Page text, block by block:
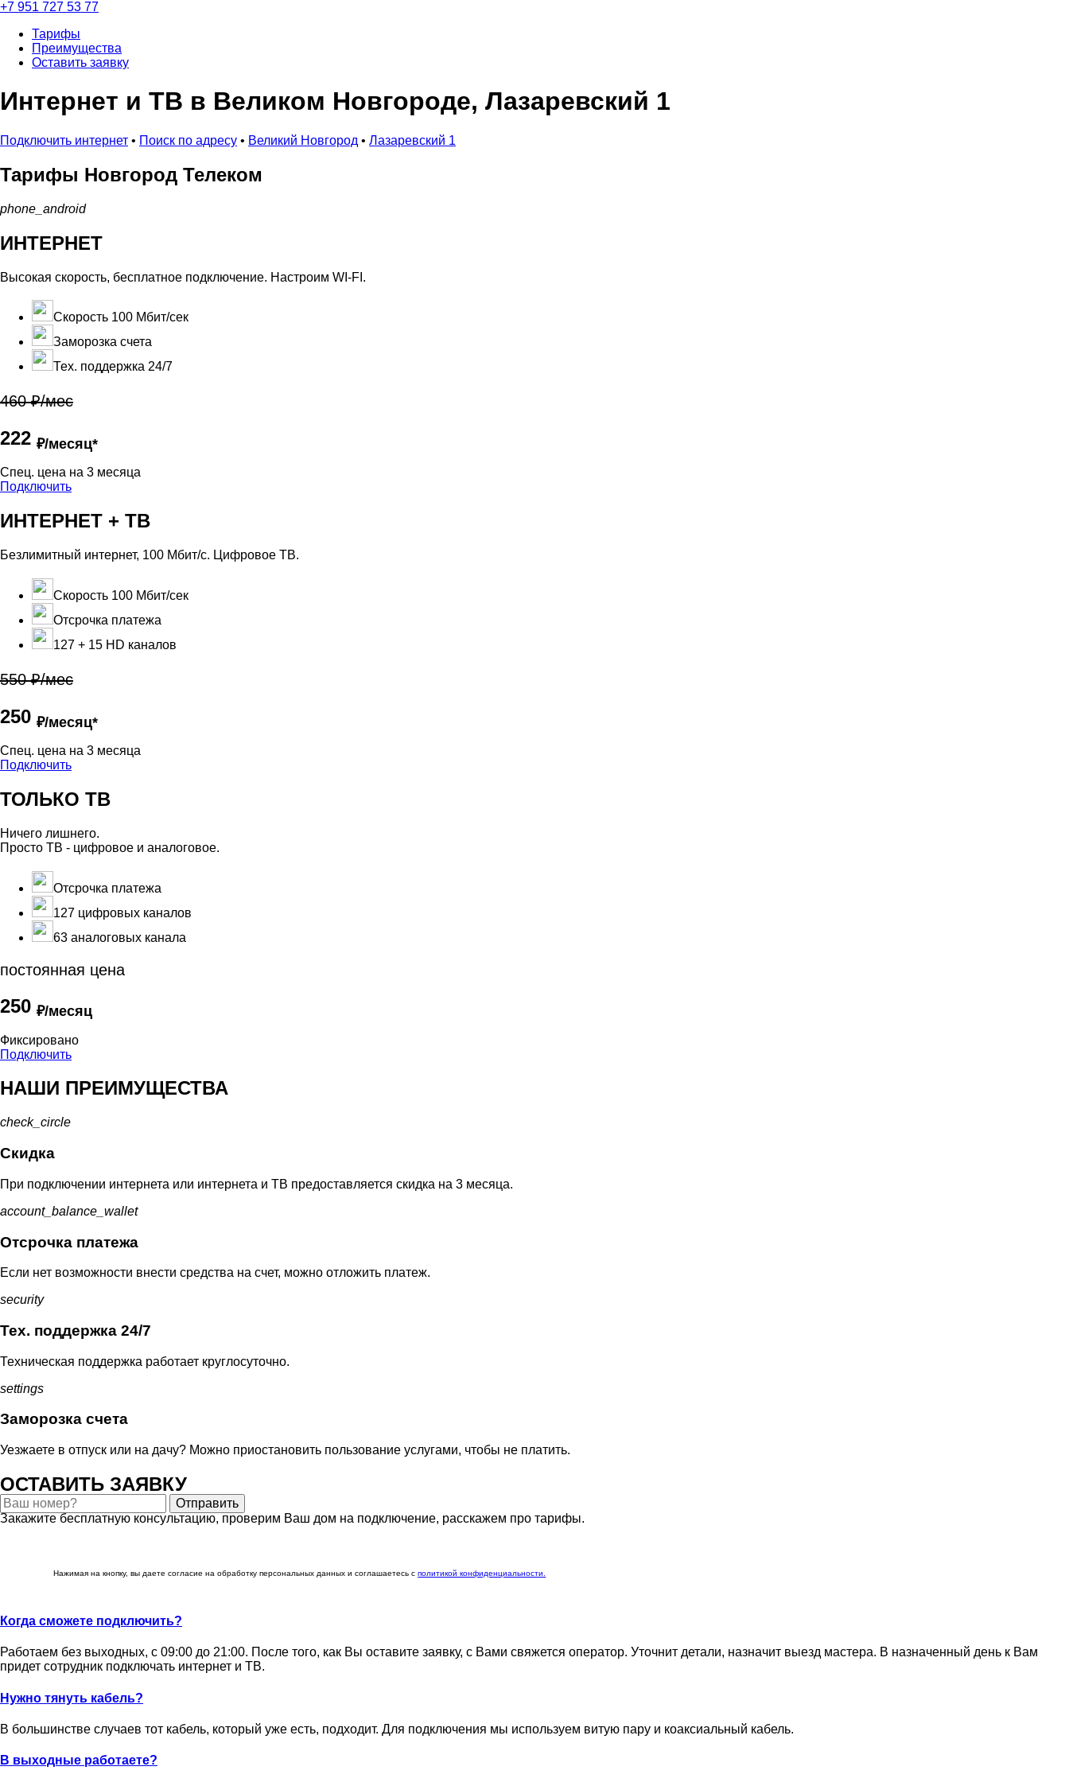
+7 951 727 53 77
Тарифы
Преимущества
Оставить заявку
Интернет и ТВ в Великом Новгороде, Лазаревский 1
Подключить интернет • Поиск по адресу • Великий Новгород • Лазаревский 1
Тарифы Новгород Телеком
phone_android
ИНТЕРНЕТ
Высокая скорость, бесплатное подключение. Настроим WI-FI.
Скорость 100 Мбит/сек
Заморозка счета
Тех. поддержка 24/7
460 ₽/мес
222 ₽/месяц*
Cпец. цена на 3 месяца
Подключить
ИНТЕРНЕТ + ТВ
Безлимитный интернет, 100 Мбит/с. Цифровое ТВ.
Скорость 100 Мбит/сек
Отсрочка платежа
127 + 15 HD каналов
550 ₽/мес
250 ₽/месяц*
Cпец. цена на 3 месяца
Подключить
ТОЛЬКО ТВ
Ничего лишнего.
Просто ТВ - цифровое и аналоговое.
Отсрочка платежа
127 цифровых каналов
63 аналоговых канала
постоянная цена
250 ₽/месяц
Фиксировано
Подключить
НАШИ ПРЕИМУЩЕСТВА
check_circle
Скидка
При подключении интернета или интернета и ТВ предоставляется скидка на 3 месяца.
account_balance_wallet
Отсрочка платежа
Если нет возможности внести средства на счет, можно отложить платеж.
security
Тех. поддержка 24/7
Техническая поддержка работает круглосуточно.
settings
Заморозка счета
Уезжаете в отпуск или на дачу? Можно приостановить пользование услугами, чтобы не платить.
ОСТАВИТЬ ЗАЯВКУ
Закажите бесплатную консультацию, проверим Ваш дом на подключение, расскажем про тарифы.
Отправить
Нажимая на кнопку, вы даете согласие на обработку персональных данных и соглашаетесь cполитикой конфиденциальности.
Когда сможете подключить?
Работаем без выходных, с 09:00 до 21:00. После того, как Вы оставите заявку, с Вами свяжется оператор. Уточнит детали, назначит выезд мастера. В назначенный день к Вам
придет сотрудник подключать интернет и ТВ.
Нужно тянуть кабель?
В большинстве случаев тот кабель, который уже есть, подходит. Для подключения мы используем витую пару и коаксиальный кабель.
В выходные работаете?